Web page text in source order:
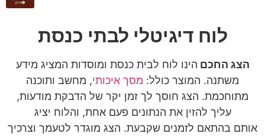
עדכון
לוח דיגיטלי לבתי כנסת
הצג החכם הינו לוח לבית כנסת ומוסדות המציג מידע
משתנה. המוצר כולל: מסך איכותי, מחשב ותוכנה
מתוחכמת. הצג חוסך לך זמן יקר של הדבקת מודעות,
עליך להזין את הנתונים פעם אחת, והלוח יציג
אותם בהתאם לזמנים שקבעת. הצג מוגדר לטעמך וצרכיך